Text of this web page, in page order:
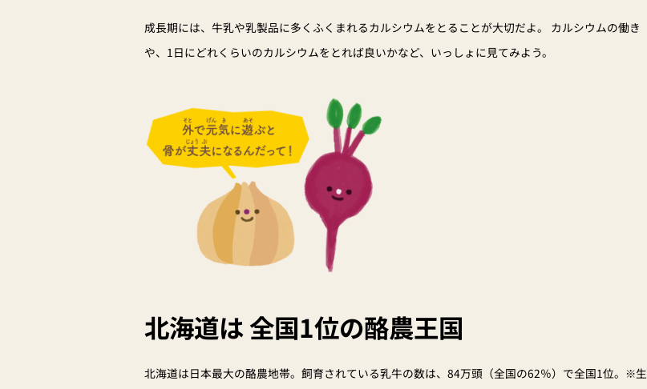
成長期には、牛乳や乳製品に多くふくまれるカルシウムをとることが大切だよ。 カルシウムの働き
や、1日にどれくらいのカルシウムをとれば良いかなど、いっしょに見てみよう。
北海道は 全国1位の酪農王国
北海道は日本最大の酪農地帯。飼育されている乳牛の数は、84万頭（全国の62％）で全国1位。 ※生